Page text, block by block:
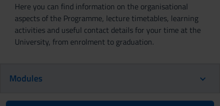
Here you can find information on the organisational
aspects of the Programme, lecture timetables, learning
activities and useful contact details for your time at the
University, from enrolment to graduation.
Modules